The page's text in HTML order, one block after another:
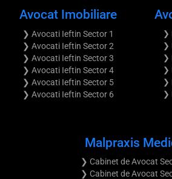
Avocat Imobiliare
❯ Avocati Ieftin Sector 1
❯ Avocati Ieftin Sector 2
❯ Avocati Ieftin Sector 3
❯ Avocati Ieftin Sector 4
❯ Avocati Ieftin Sector 5
❯ Avocati Ieftin Sector 6
❯
❯
❯
❯
❯
❯
Malpraxis
❯ Cabinet de Avocat
❯ Cabinet de Avocat